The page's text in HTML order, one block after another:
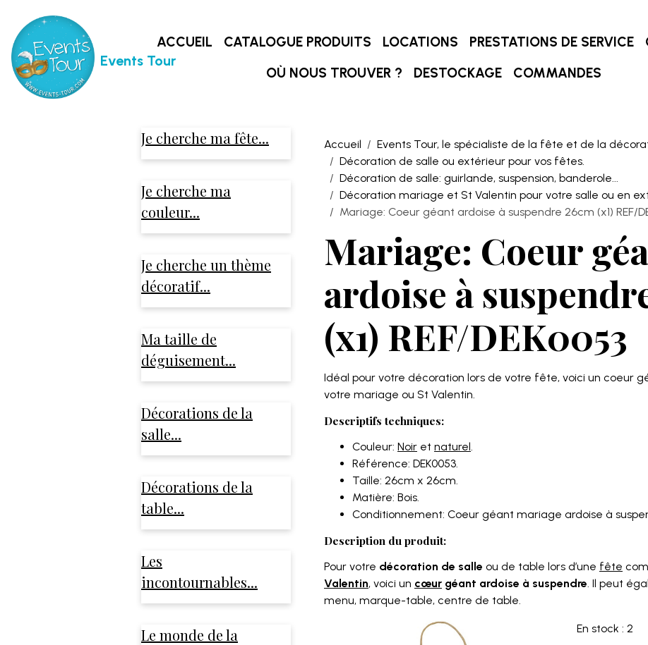
Events Tour
ACCUEIL CATALOGUE PRODUITS LOCATIONS PRESTATIONS DE SERVICE
OÙ NOUS TROUVER ?
DESTOCKAGE COMMANDES
Accueil
Events Tour, le spécialiste de la fête et de la
Décoration de salle ou extérieur pour vos fêtes.
Décoration de salle: guirlande, suspension, banderole...
Décoration mariage et St Valentin pour votre salle ou en
Mariage: Coeur géant ardoise à suspendre 26cm (x1) REF/
Mariage: Coeur
ardoise à
(x1) REF/DEK0053
Idéal pour votre décoration lors de votre fête, voici un coeur
votre mariage ou St Valentin.
Descriptifs techniques:
Couleur: Noir et naturel.
Référence: DEK0053.
Taille: 26cm x 26cm.
Matière: Bois.
Conditionnement: Coeur géant mariage ardoise à
Description du produit:
Pour votre décoration de salle ou de table lors d’une fête
Valentin, voici un cœur géant ardoise à suspendre. Il peut
menu, marque-table, centre de table.
En stock : 2
Je cherche ma fête...
Je cherche ma
couleur...
Je cherche un thème
décoratif...
Ma taille de
déguisement...
Décorations de la
salle...
Décorations de la
table...
Les
incontournables...
Le monde de la